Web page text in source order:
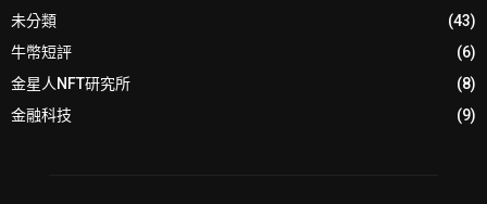
未分類
(43)
牛幣短評
(6)
金星人NFT研究所
(8)
金融科技
(9)